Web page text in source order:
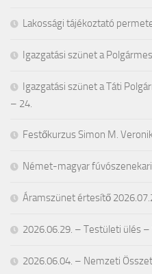
Lakossági tájékoztató
Igazgatási szünet a
Igazgatási szünet a Táti
– 24.
Festőkurzus Simon M.
Német-magyar
Áramszünet értesítő
2026.06.29. – Testületi ülés –
2026.06.04. – Nemzeti